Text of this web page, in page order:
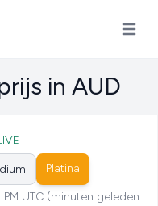
in AUD
Platina
UTC (minuten geleden